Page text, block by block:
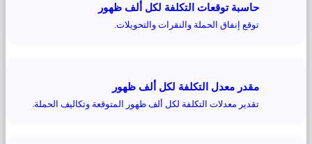
حاسبة توقعات التكلفة لكل ألف ظهور
توقع إنفاق الحملة والنقرات والتحويلات.
مقدر معدل التكلفة لكل ألف ظهور
تقدير معدلات التكلفة لكل ألف ظهور المتوقعة وتكاليف الحملة.